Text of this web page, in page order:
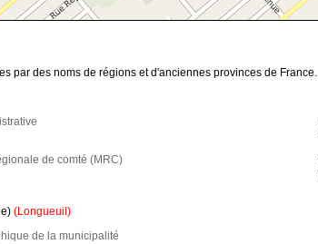
par des noms de régions et d'anciennes provinces de France.
de comté (MRC)
(Longueuil)
de la municipalité